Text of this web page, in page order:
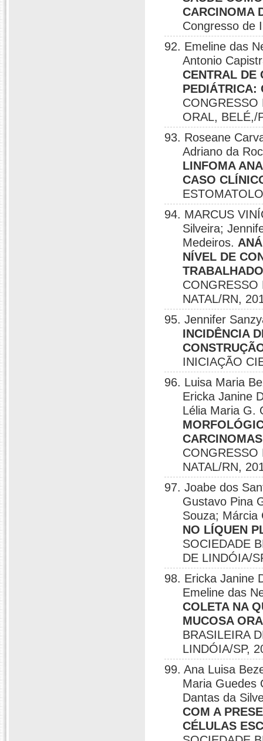
CARCINOMA
Congresso de
92. Emeline das
Antonio
CENTRAL DE
PEDIÁTRICA:
CONGRESSO
ORAL, BELÉ,/
93. Roseane
Adriano da
LINFOMA
CASO
94. MARCUS
Silveira;
Medeiros.
NÍVEL DE
CONGRESSO
NATAL/RN,
95. Jennifer
INCIDÊNCIA
INICIAÇÃO
96. Luisa Maria
Ericka Janine
Lélia Maria G.
CONGRESSO
NATAL/RN,
97. Joabe dos
Gustavo Pina
Souza;
NO LÍQUEN
SOCIEDADE
DE LINDÓIA/
98. Ericka Janine
Emeline das
COLETA NA
MUCOSA
BRASILEIRA
LINDÓIA/SP,
99. Ana Luisa
Maria Guedes
Dantas da
COM A
CÉLULAS